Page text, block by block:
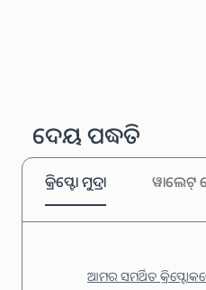
ଦେୟ ପଦ୍ଧତି
କ୍ରିପ୍ଟୋ ମୁଦ୍ରା ୱାଲେଟ୍
ଆମର ସମର୍ଥିତ